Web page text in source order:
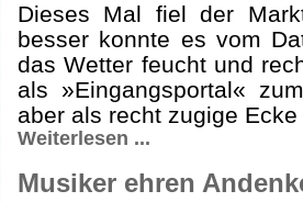
Dieses Mal fiel der
besser konnte es vom
das Wetter feucht und
als »Eingangsportal«
aber als recht zugige
Weiterlesen ...
Musiker ehren